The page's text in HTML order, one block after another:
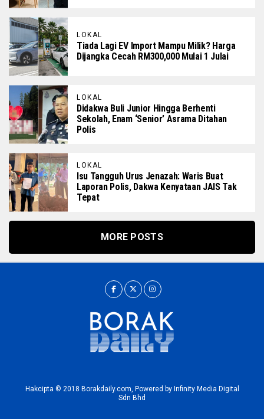
LOKAL
Tiada Lagi EV Import Mampu Milik? Harga
Dijangka Cecah RM300,000 Mulai 1 Julai
LOKAL
Didakwa Buli Junior Hingga Berhenti
Sekolah, Enam ‘Senior’ Asrama Ditahan
Polis
LOKAL
Isu Tangguh Urus Jenazah: Waris Buat
Laporan Polis, Dakwa Kenyataan JAIS Tak
Tepat
MORE POSTS
Hakcipta © 2018 Borakdaily.com, Powered by Infinity Media Digital
Sdn Bhd